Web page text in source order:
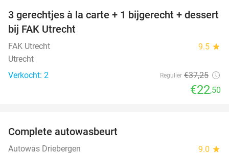
40%
TODAY
3 gerechtjes à la carte + 1 bijgerecht + dessert
bij FAK Utrecht
FAK Utrecht 9.5 star
Utrecht
Verkocht: 2
Regulier €37,25
€22,50
NEW
TODAY
Complete autowasbeurt
Autowas Driebergen 9.0 star